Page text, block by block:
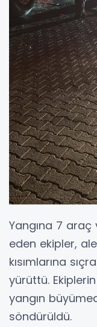
Yangına 7
eden ekipler,
kısımlarına
yürüttü.
yangın
söndürüldü.